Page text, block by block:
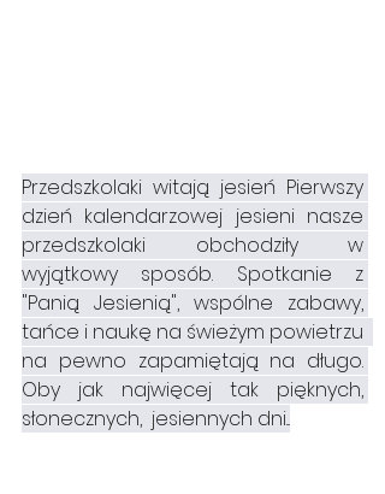
Przedszkolaki witają jesień Pierwszy
dzień kalendarzowej jesieni nasze
przedszkolaki obchodziły w
wyjątkowy sposób. Spotkanie z
"Panią Jesienią", wspólne zabawy,
tańce i naukę na świeżym powietrzu
na pewno zapamiętają na długo.
Oby jak najwięcej tak pięknych,
słonecznych,  jesiennych dni...